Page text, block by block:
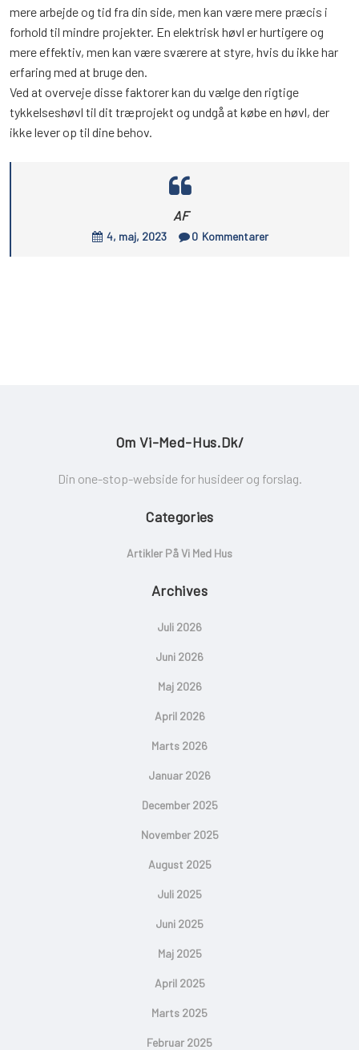
mere arbejde og tid fra din side, men kan være mere præcis i
forhold til mindre projekter. En elektrisk høvl er hurtigere og
mere effektiv, men kan være sværere at styre, hvis du ikke har
erfaring med at bruge den.
Ved at overveje disse faktorer kan du vælge den rigtige
tykkelseshøvl til dit træprojekt og undgå at købe en høvl, der
ikke lever op til dine behov.
AF
4, maj, 2023 0 Kommentarer
Om Vi-Med-Hus.dk/
Din one-stop-webside for husideer og forslag.
Categories
Artikler På Vi Med Hus
Archives
Juli 2026
Juni 2026
Maj 2026
April 2026
Marts 2026
Januar 2026
December 2025
November 2025
August 2025
Juli 2025
Juni 2025
Maj 2025
April 2025
Marts 2025
Februar 2025